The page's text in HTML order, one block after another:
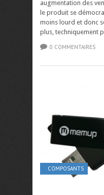
augmentation des
le produit se
moins lourd et donc
plus, techniquement
0 COMMENTAIRES
COMPOSANTS